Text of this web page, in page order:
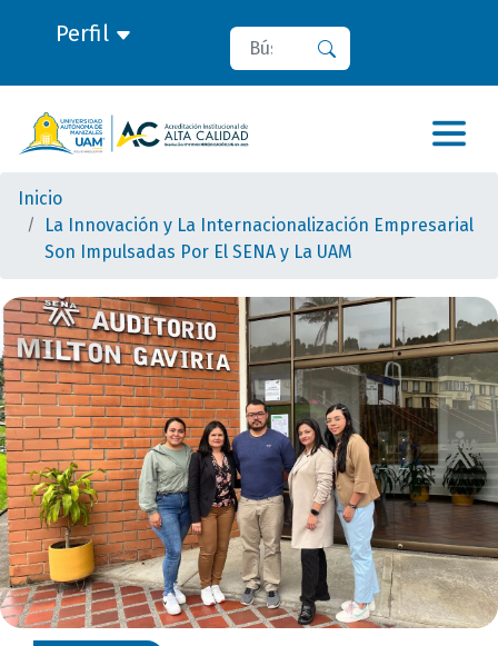
Perfil Buscar
Inicio
La Innovación y La Internacionalización Empresarial
Son Impulsadas Por El SENA y La UAM